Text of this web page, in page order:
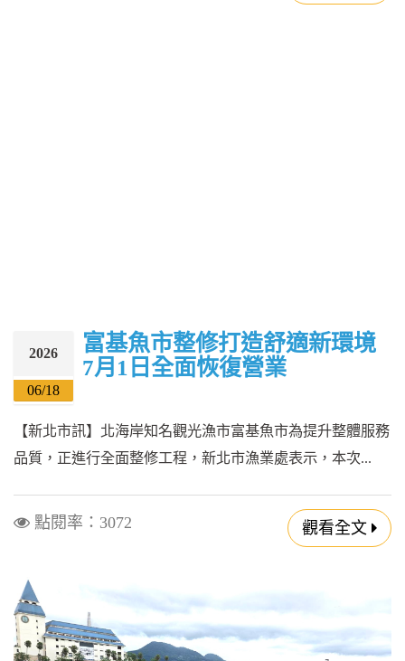
2026
06/18
富基魚市整修打造舒適新環境
7月1日全面恢復營業
【新北市訊】北海岸知名觀光漁市富基魚市為提升整體服務
品質，正進行全面整修工程，新北市漁業處表示，本次...
點閱率：3072 觀看全文